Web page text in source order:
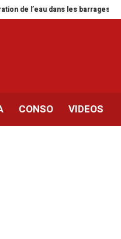
dans les barrages Report
CONSO VIDEOS